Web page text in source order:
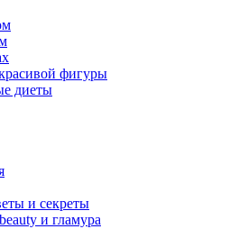
фигуры
диеты
и секреты
и гламура